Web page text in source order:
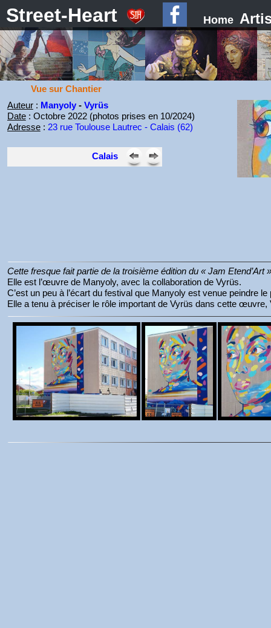
Street-Heart Home
Vue sur Chantier
Auteur: Manyoly - Vyrüs
Date: Octobre 2022 (photos prises en 10/2024)
Adresse: 23 rue Toulouse Lautrec - Calais (62)
Calais
Cette fresque fait partie de la troisième édition du « Jam Etend’Art
Elle est l’œuvre de Manyoly, avec la collaboration de Vyrüs.
C’est un peu à l’écart du festival que Manyoly est venue peindre
Elle a tenu à préciser le rôle important de Vyrüs dans cette œuvre,